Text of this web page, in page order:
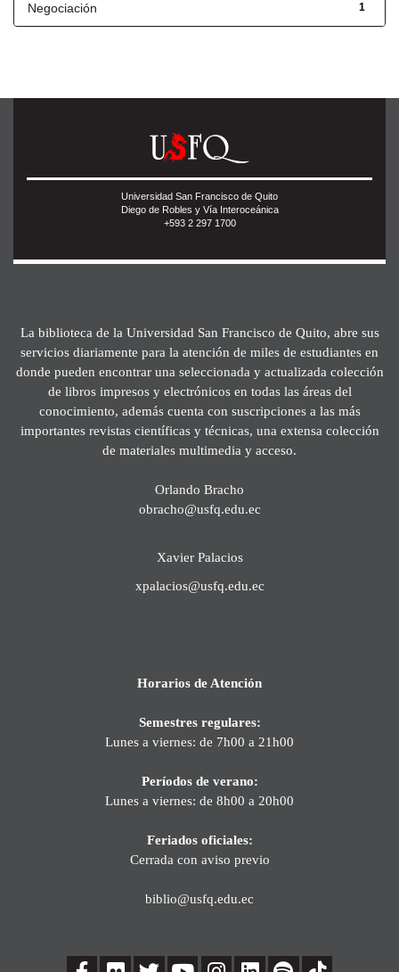
1
Negociación
Universidad San Francisco de Quito
Diego de Robles y Vía Interoceánica
+593 2 297 1700
La biblioteca de la Universidad San Francisco de Quito, abre sus
servicios diariamente para la atención de miles de estudiantes en
donde pueden encontrar una seleccionada y actualizada colección
de libros impresos y electrónicos en todas las áreas del
conocimiento, además cuenta con suscripciones a las más
importantes revistas científicas y técnicas, una extensa colección
de materiales multimedia y acceso.
Orlando Bracho
obracho@usfq.edu.ec
Xavier Palacios
xpalacios@usfq.edu.ec
Horarios de Atención
Semestres regulares:
Lunes a viernes: de 7h00 a 21h00
Períodos de verano:
Lunes a viernes: de 8h00 a 20h00
Feriados oficiales:
Cerrada con aviso previo
biblio@usfq.edu.ec